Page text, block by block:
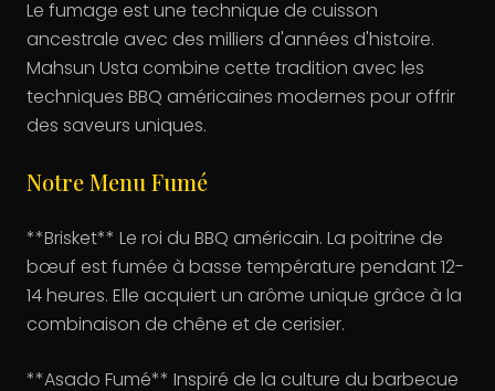
Le fumage est une technique de cuisson
ancestrale avec des milliers d'années d'histoire.
Mahsun Usta combine cette tradition avec les
techniques BBQ américaines modernes pour offrir
des saveurs uniques.
Notre Menu Fumé
**Brisket** Le roi du BBQ américain. La poitrine de
bœuf est fumée à basse température pendant 12-
14 heures. Elle acquiert un arôme unique grâce à la
combinaison de chêne et de cerisier.
**Asado Fumé** Inspiré de la culture du barbecue